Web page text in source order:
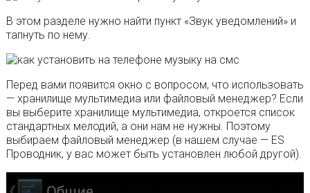
В этом разделе нужно найти пункт «Звук уведомлений» и
тапнуть по нему.
Перед вами появится окно с вопросом, что использовать
— хранилище мультимедиа или файловый менеджер? Если
вы выберите хранилище мультимедиа, откроется список
стандартных мелодий, а они нам не нужны. Поэтому
выбираем файловый менеджер (в нашем случае — ES
Проводник, у вас может быть установлен любой другой).